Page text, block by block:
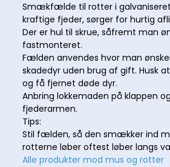
Smækfælde til rotter i galvaniseret
kraftige fjeder, sørger for hurtig
Der er hul til skrue, såfremt man
fastmonteret.
Fælden anvendes hvor man
skadedyr uden brug af gift. Husk
og få fjernet døde dyr.
Anbring lokkemaden på klappen
fjederarmen.
Tips:
Stil fælden, så den smækker ind
rotterne løber oftest løber langs
Alle produkter mod mus og rotter